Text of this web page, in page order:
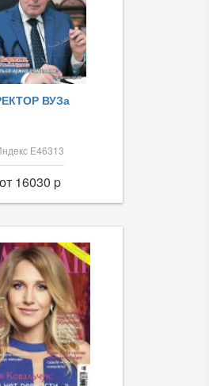
ВУЗа
Е46313
от 16030 p